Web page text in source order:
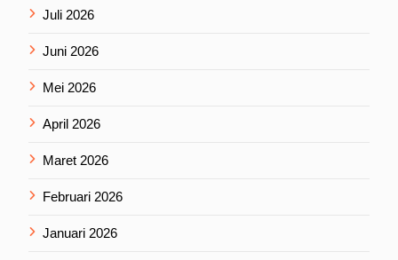
Juli 2026
Juni 2026
Mei 2026
April 2026
Maret 2026
Februari 2026
Januari 2026